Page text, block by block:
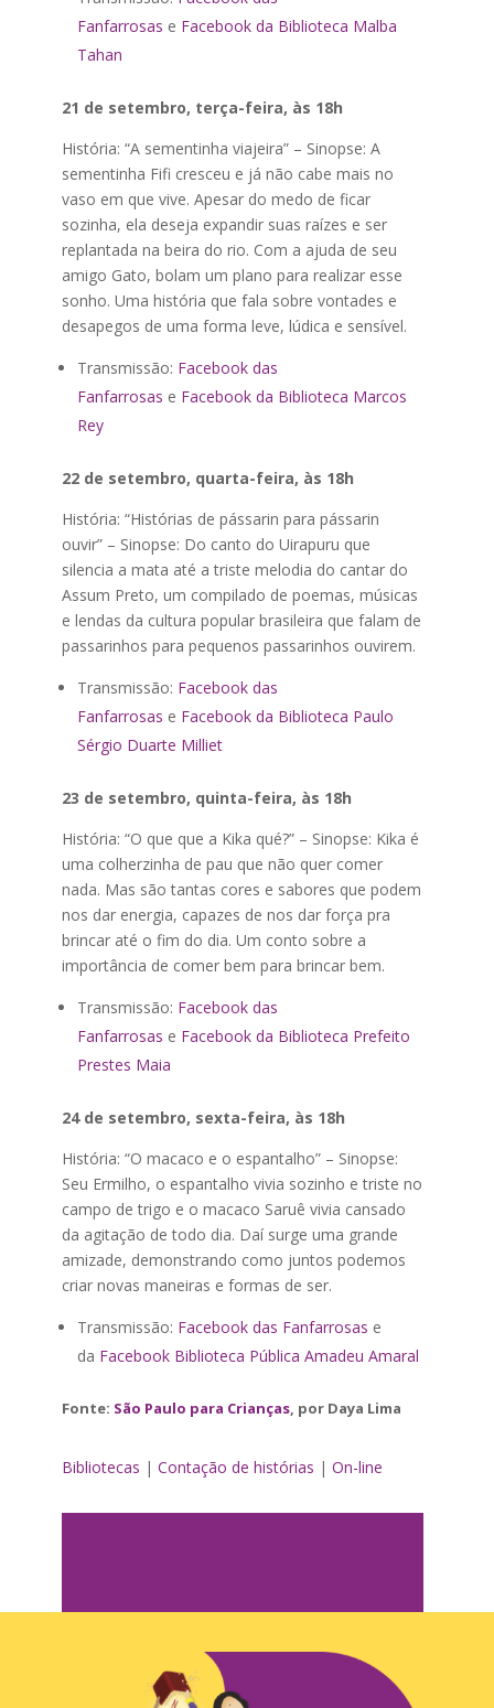
Fanfarrosas e Facebook da Biblioteca Malba
Tahan
21 de setembro, terça-feira, às 18h
História: “A sementinha viajeira” – Sinopse: A
sementinha Fifi cresceu e já não cabe mais no
vaso em que vive. Apesar do medo de ficar
sozinha, ela deseja expandir suas raízes e ser
replantada na beira do rio. Com a ajuda de seu
amigo Gato, bolam um plano para realizar esse
sonho. Uma história que fala sobre vontades e
desapegos de uma forma leve, lúdica e sensível.
Transmissão: Facebook das
Fanfarrosas e Facebook da Biblioteca Marcos
Rey
22 de setembro, quarta-feira, às 18h
História: “Histórias de pássarin para pássarin
ouvir” – Sinopse: Do canto do Uirapuru que
silencia a mata até a triste melodia do cantar do
Assum Preto, um compilado de poemas, músicas
e lendas da cultura popular brasileira que falam de
passarinhos para pequenos passarinhos ouvirem.
Transmissão: Facebook das
Fanfarrosas e Facebook da Biblioteca Paulo
Sérgio Duarte Milliet
23 de setembro, quinta-feira, às 18h
História: “O que que a Kika qué?” – Sinopse: Kika é
uma colherzinha de pau que não quer comer
nada. Mas são tantas cores e sabores que podem
nos dar energia, capazes de nos dar força pra
brincar até o fim do dia. Um conto sobre a
importância de comer bem para brincar bem.
Transmissão: Facebook das
Fanfarrosas e Facebook da Biblioteca Prefeito
Prestes Maia
24 de setembro, sexta-feira, às 18h
História: “O macaco e o espantalho” – Sinopse:
Seu Ermilho, o espantalho vivia sozinho e triste no
campo de trigo e o macaco Saruê vivia cansado
da agitação de todo dia. Daí surge uma grande
amizade, demonstrando como juntos podemos
criar novas maneiras e formas de ser.
Transmissão: Facebook das Fanfarrosas e
da Facebook Biblioteca Pública Amadeu Amaral
Fonte: São Paulo para Crianças, por Daya Lima
Bibliotecas | Contação de histórias | On-line